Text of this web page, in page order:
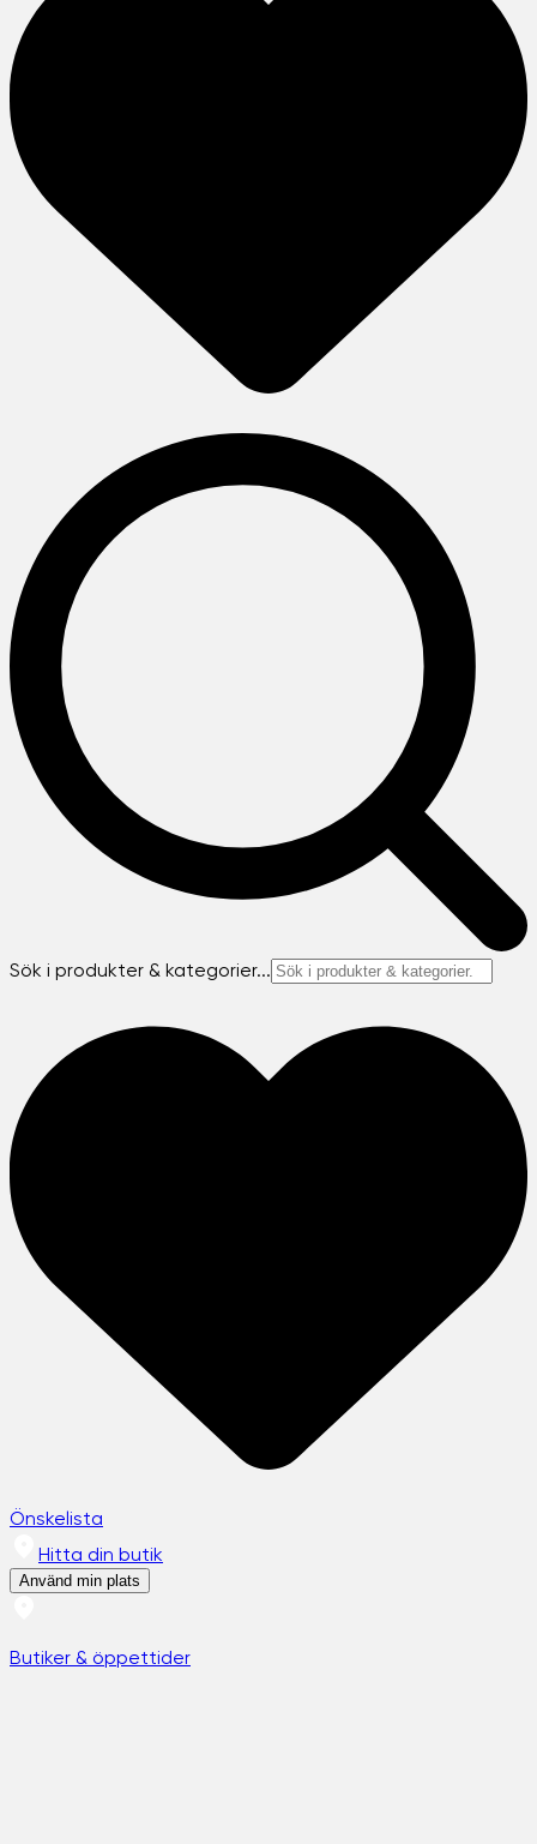
Sök i produkter & kategorier...
Önskelista
Hitta din butik
Använd min plats
Butiker & öppettider